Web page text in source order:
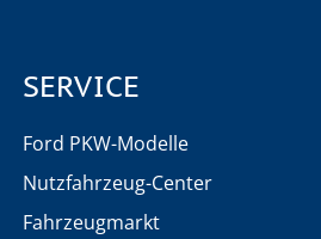
SERVICE
Ford PKW-Modelle
Nutzfahrzeug-Center
Fahrzeugmarkt